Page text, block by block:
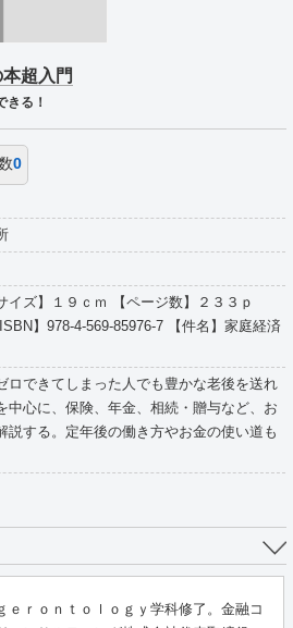
超入門
きる！
0
イズ】１９ｃｍ 【ページ数】２３３ｐ
】978-4-569-85976-7 【件名】家庭経済
ロできてしまった人でも豊かな老後を送れ
中心に、保険、年金、相続・贈与など、お
説する。定年後の働き方やお金の使い道も
ｅｒｏｎｔｏｌｏｇｙ学科修了。金融コ